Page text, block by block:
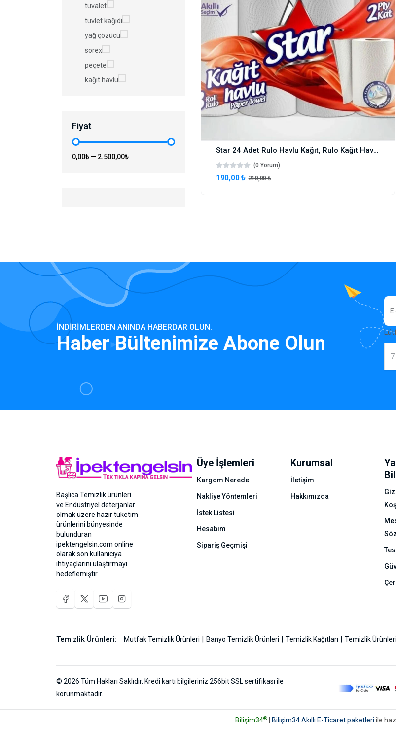
tuvalet
tuvlet kağıdı
yağ çözücü
sorex
peçete
kağıt havlu
Fiyat
0,00₺ — 2.500,00₺
Star 24 Adet Rulo Havlu Kağıt, Rulo Kağıt Havlu Çift Katlı 24'lü Kağıt Havlu, Havlu Peçete
(0 Yorum)
190,00 ₺ 210,00 ₺
İNDIRIMLERDEN ANINDA HABERDAR OLUN.
Haber Bültenimize Abone Olun
Başlıca Temizlik ürünleri
ve Endüstriyel deterjanlar
olmak üzere hazır tüketim
ürünlerini bünyesinde
bulunduran
ipektengelsin.com online
olarak son kullanıcıya
ihtiyaçlarını ulaştırmayı
hedeflemiştir.
Üye İşlemleri
Kargom Nerede
Nakliye Yöntemleri
İstek Listesi
Hesabım
Sipariş Geçmişi
Kurumsal
İletişim
Hakkımızda
Temizlik Ürünleri: Mutfak Temizlik Ürünleri Banyo Temizlik Ürünleri Temizlik Kağıtları Temizlik Ürünleri
© 2026 Tüm Hakları Saklıdır. Kredi kartı bilgileriniz 256bit SSL sertifikası ile
korunmaktadır.
Bilişim34®| Bilişim34 Akıllı E-Ticaret paketleri ile